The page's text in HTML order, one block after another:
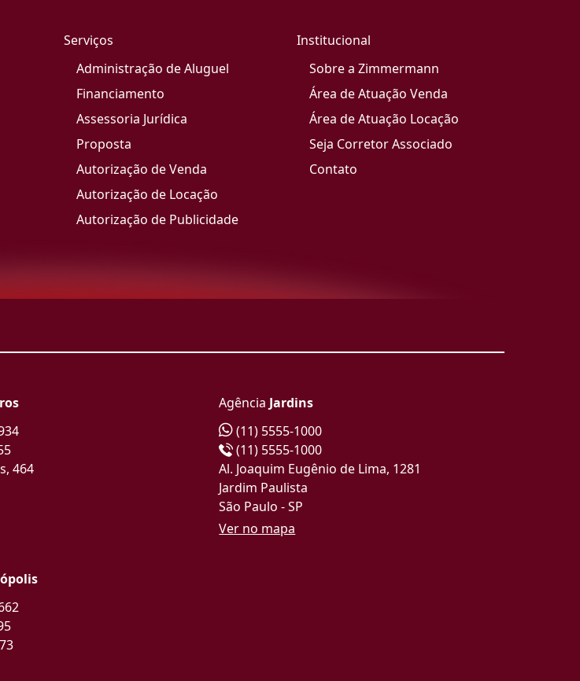
Serviços
Administração de Aluguel
Financiamento
Assessoria Jurídica
Proposta
Autorização de Venda
Autorização de Locação
Autorização de Publicidade
Institucional
Sobre a Zimmermann
Área de Atuação Venda
Área de Atuação Locação
Seja Corretor Associado
Contato
464
Agência Jardins
(11) 5555-1000
(11) 5555-1000
Al. Joaquim Eugênio de Lima, 1281
Jardim Paulista
São Paulo - SP
Ver no mapa